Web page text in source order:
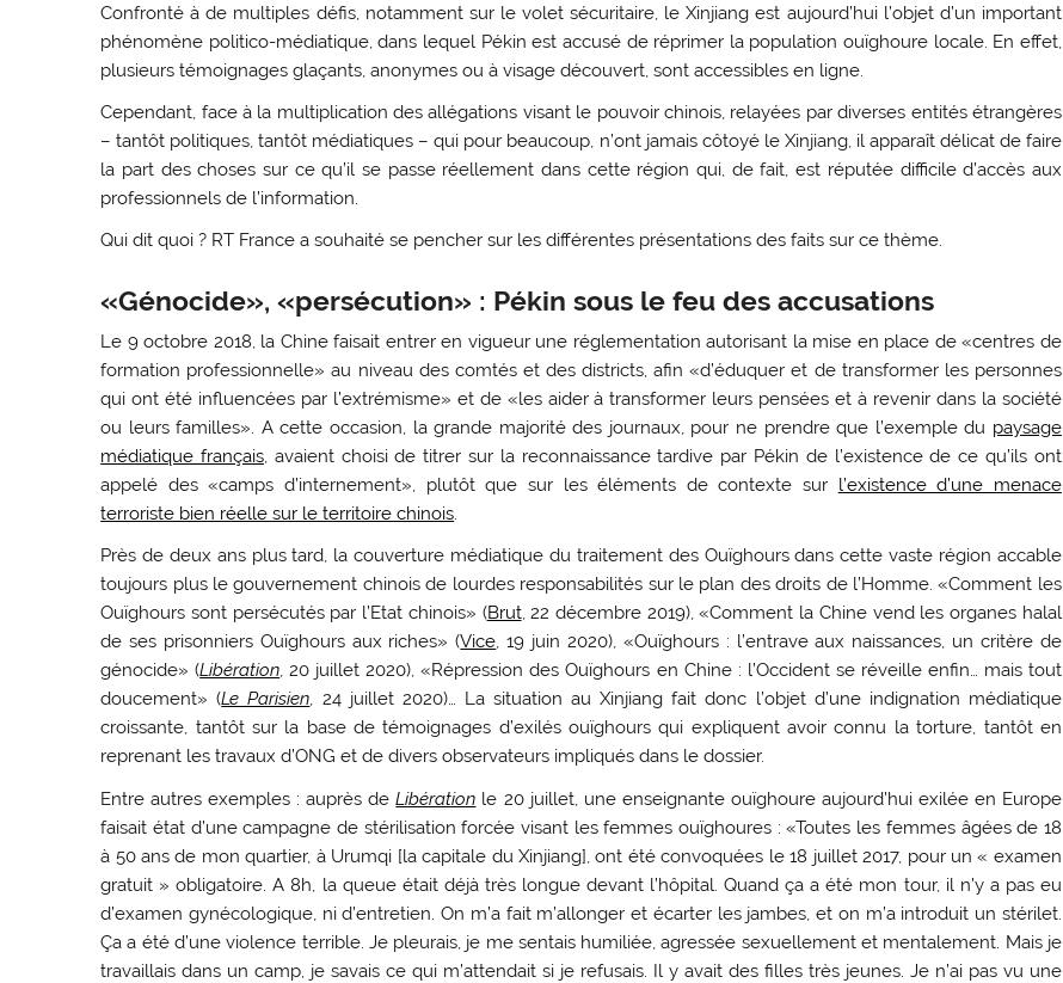
Confronté à de multiples défis, notamment sur le volet sécuritaire, le Xinjiang est aujourd’hui l’objet d’un important
phénomène politico-médiatique, dans lequel Pékin est accusé de réprimer la population ouïghoure locale. En effet,
plusieurs témoignages glaçants, anonymes ou à visage découvert, sont accessibles en ligne.
Cependant, face à la multiplication des allégations visant le pouvoir chinois, relayées par diverses entités étrangères
– tantôt politiques, tantôt médiatiques – qui pour beaucoup, n’ont jamais côtoyé le Xinjiang, il apparaît délicat de faire
la part des choses sur ce qu’il se passe réellement dans cette région qui, de fait, est réputée difficile d’accès aux
professionnels de l’information.
Qui dit quoi ? RT France a souhaité se pencher sur les différentes présentations des faits sur ce thème.
«Génocide», «persécution» : Pékin sous le feu des accusations
Le 9 octobre 2018, la Chine faisait entrer en vigueur une réglementation autorisant la mise en place de «centres de
formation professionnelle» au niveau des comtés et des districts, afin «d’éduquer et de transformer les personnes
qui ont été influencées par l’extrémisme» et de «les aider à transformer leurs pensées et à revenir dans la société
ou leurs familles». A cette occasion, la grande majorité des journaux, pour ne prendre que l’exemple du paysage
médiatique français, avaient choisi de titrer sur la reconnaissance tardive par Pékin de l’existence de ce qu’ils ont
appelé des «camps d’internement», plutôt que sur les éléments de contexte sur l’existence d’une menace
terroriste bien réelle sur le territoire chinois.
Près de deux ans plus tard, la couverture médiatique du traitement des Ouïghours dans cette vaste région accable
toujours plus le gouvernement chinois de lourdes responsabilités sur le plan des droits de l’Homme. «Comment les
Ouïghours sont persécutés par l’Etat chinois» (Brut, 22 décembre 2019), «Comment la Chine vend les organes halal
de ses prisonniers Ouïghours aux riches» (Vice, 19 juin 2020), «Ouïghours : l’entrave aux naissances, un critère de
génocide» (Libération, 20 juillet 2020), «Répression des Ouïghours en Chine : l’Occident se réveille enfin… mais tout
doucement» (Le Parisien, 24 juillet 2020)… La situation au Xinjiang fait donc l’objet d’une indignation médiatique
croissante, tantôt sur la base de témoignages d’exilés ouïghours qui expliquent avoir connu la torture, tantôt en
reprenant les travaux d’ONG et de divers observateurs impliqués dans le dossier.
Entre autres exemples : auprès deLibération le 20 juillet, une enseignante ouïghoure aujourd’hui exilée en Europe
faisait état d’une campagne de stérilisation forcée visant les femmes ouïghoures : «Toutes les femmes âgées de 18
à 50 ans de mon quartier, à Urumqi [la capitale du Xinjiang], ont été convoquées le 18 juillet 2017, pour un « examen
gratuit » obligatoire. A 8h, la queue était déjà très longue devant l’hôpital. Quand ça a été mon tour, il n’y a pas eu
d’examen gynécologique, ni d’entretien. On m’a fait m’allonger et écarter les jambes, et on m’a introduit un stérilet.
Ça a été d’une violence terrible. Je pleurais, je me sentais humiliée, agressée sexuellement et mentalement. Mais je
travaillais dans un camp, je savais ce qui m’attendait si je refusais. Il y avait des filles très jeunes. Je n’ai pas vu une